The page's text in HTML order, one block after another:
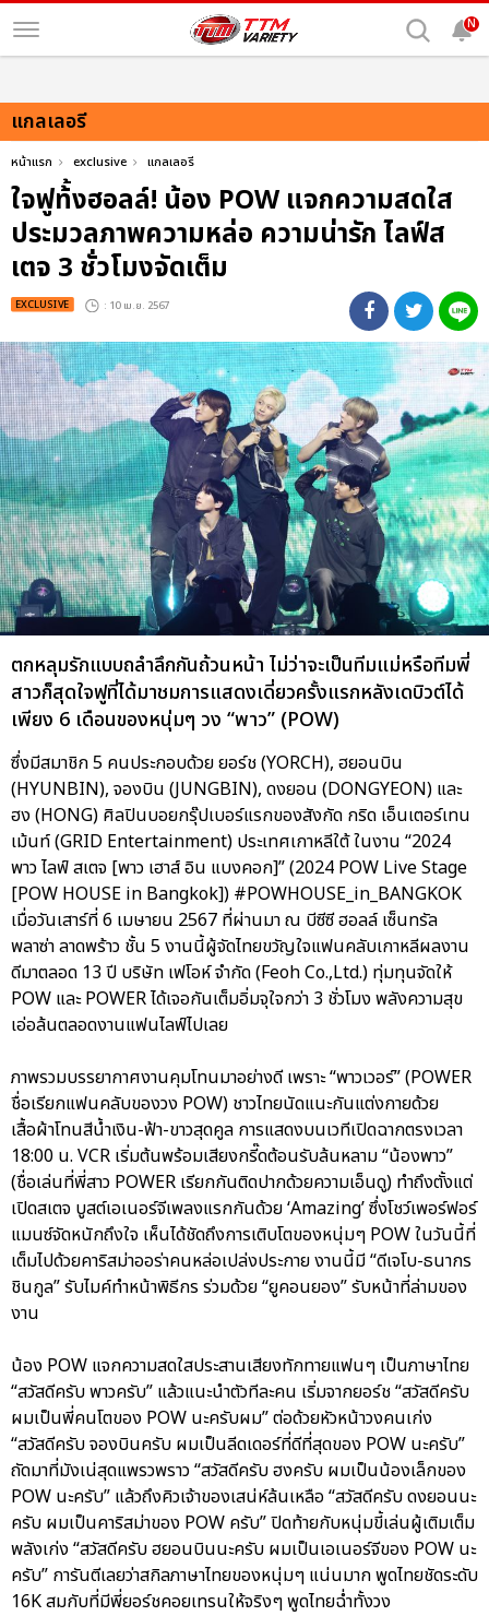
N
แกลเลอรี
หน้าแรก exclusive แกลเลอรี
ใจฟูท้้งฮอลล์! น้อง POW แจกความสดใส
ประมวลภาพความหล่อ ความน่ารัก ไลฟ์ส
เตจ 3 ชั่วโมงจัดเต็ม
EXCLUSIVE : 10 เม.ย. 2567
ตกหลุมรักแบบถลำลึกกันถ้วนหน้า ไม่ว่าจะเป็นทีมแม่หรือทีมพี่
สาวก็สุดใจฟูที่ได้มาชมการแสดงเดี่ยวครั้งแรกหลังเดบิวต์ได้
เพียง 6 เดือนของหนุ่มๆ วง “พาว” (POW)
ซึ่งมีสมาชิก 5 คนประกอบด้วย ยอร์ช (YORCH), ฮยอนบิน
(HYUNBIN), จองบิน (JUNGBIN), ดงยอน (DONGYEON) และ
ฮง (HONG) ศิลปินบอยกรุ๊ปเบอร์แรกของสังกัด กริด เอ็นเตอร์เทน
เม้นท์ (GRID Entertainment) ประเทศเกาหลีใต้ ในงาน “2024
พาว ไลฟ์ สเตจ [พาว เฮาส์ อิน แบงคอก]” (2024 POW Live Stage
[POW HOUSE in Bangkok]) #POWHOUSE_in_BANGKOK
เมื่อวันเสาร์ที่ 6 เมษายน 2567 ที่ผ่านมา ณ บีซีซี ฮอลล์ เซ็นทรัล
พลาซ่า ลาดพร้าว ชั้น 5 งานนี้ผู้จัดไทยขวัญใจแฟนคลับเกาหลีผลงาน
ดีมาตลอด 13 ปี บริษัท เฟโอห์ จำกัด (Feoh Co.,Ltd.) ทุ่มทุนจัดให้
POW และ POWER ได้เจอกันเต็มอิ่มจุใจกว่า 3 ชั่วโมง พลังความสุข
เอ่อล้นตลอดงานแฟนไลฟ์ไปเลย
ภาพรวมบรรยากาศงานคุมโทนมาอย่างดี เพราะ “พาวเวอร์” (POWER
ชื่อเรียกแฟนคลับของวง POW) ชาวไทยนัดแนะกันแต่งกายด้วย
เสื้อผ้าโทนสีน้ำเงิน-ฟ้า-ขาวสุดคูล การแสดงบนเวทีเปิดฉากตรงเวลา
18:00 น. VCR เริ่มต้นพร้อมเสียงกรี๊ดต้อนรับล้นหลาม “น้องพาว”
(ชื่อเล่นที่พี่สาว POWER เรียกกันติดปากด้วยความเอ็นดู) ทำถึงตั้งแต่
เปิดสเตจ บูสต์เอเนอร์จีเพลงแรกกันด้วย ‘Amazing’ ซึ่งโชว์เพอร์ฟอร์
แมนซ์จัดหนักถึงใจ เห็นได้ชัดถึงการเติบโตของหนุ่มๆ POW ในวันนี้ที่
เต็มไปด้วยคาริสม่าออร่าคนหล่อเปล่งประกาย งานนี้มี “ดีเจโบ-ธนากร
ชินกูล” รับไมค์ทำหน้าพิธีกร ร่วมด้วย “ยูคอนยอง” รับหน้าที่ล่ามของ
งาน
น้อง POW แจกความสดใสประสานเสียงทักทายแฟนๆ เป็นภาษาไทย
“สวัสดีครับ พาวครับ” แล้วแนะนำตัวทีละคน เริ่มจากยอร์ช “สวัสดีครับ
ผมเป็นพี่คนโตของ POW นะครับผม” ต่อด้วยหัวหน้าวงคนเก่ง
“สวัสดีครับ จองบินครับ ผมเป็นลีดเดอร์ที่ดีที่สุดของ POW นะครับ”
ถัดมาที่มังเน่สุดแพรวพราว “สวัสดีครับ ฮงครับ ผมเป็นน้องเล็กของ
POW นะครับ” แล้วถึงคิวเจ้าของเสน่ห์ล้นเหลือ “สวัสดีครับ ดงยอนนะ
ครับ ผมเป็นคาริสม่าของ POW ครับ” ปิดท้ายกับหนุ่มขี้เล่นผู้เติมเต็ม
พลังเก่ง “สวัสดีครับ ฮยอนบินนะครับ ผมเป็นเอเนอร์จีของ POW นะ
ครับ” การันตีเลยว่าสกิลภาษาไทยของหนุ่มๆ แน่นมาก พูดไทยชัดระดับ
16K สมกับที่มีพี่ยอร์ชคอยเทรนให้จริงๆ พูดไทยฉ่ำทั้งวง